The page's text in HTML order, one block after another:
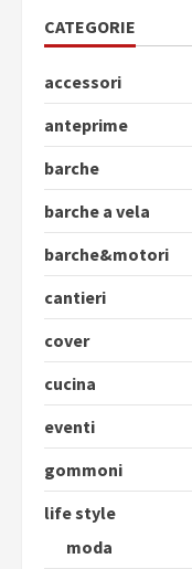
CATEGORIE
accessori
anteprime
barche
barche a vela
barche&motori
cantieri
cover
cucina
eventi
gommoni
life style
moda